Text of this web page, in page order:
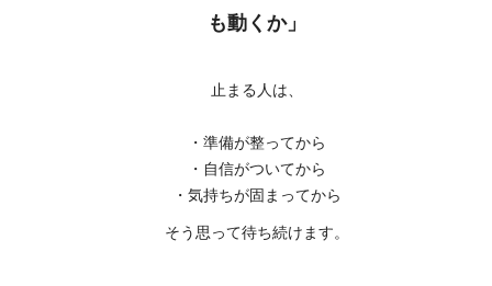
も動くか」
止まる人は、
・準備が整ってから
・自信がついてから
・気持ちが固まってから
そう思って待ち続けます。